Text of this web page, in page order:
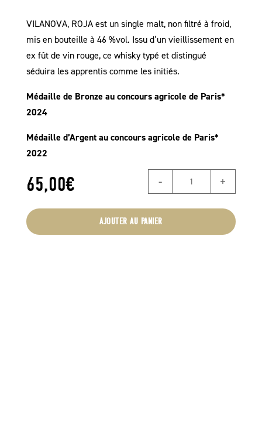
VILANOVA, ROJA est un single malt, non filtré à froid,
mis en bouteille à 46 %vol. Issu d’un vieillissement en
ex fût de vin rouge, ce whisky typé et distingué
séduira les apprentis comme les initiés.
Médaille de Bronze au concours agricole de Paris*
2024
Médaille d’Argent au concours agricole de Paris*
2022
65,00€
quantité
de
Whisky
AJOUTER AU PANIER